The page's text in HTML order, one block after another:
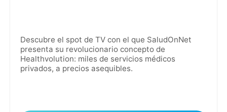
Descubre el spot de TV con el que SaludOnNet
presenta su revolucionario concepto de
Healthvolution: miles de servicios médicos
privados, a precios asequibles.